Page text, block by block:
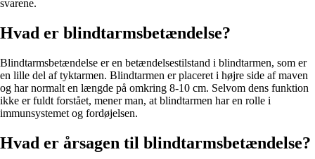
svarene.
Hvad er blindtarmsbetændelse?
Blindtarmsbetændelse er en betændelsestilstand i blindtarmen, som er
en lille del af tyktarmen. Blindtarmen er placeret i højre side af maven
og har normalt en længde på omkring 8-10 cm. Selvom dens funktion
ikke er fuldt forstået, mener man, at blindtarmen har en rolle i
immunsystemet og fordøjelsen.
Hvad er årsagen til blindtarmsbetændelse?